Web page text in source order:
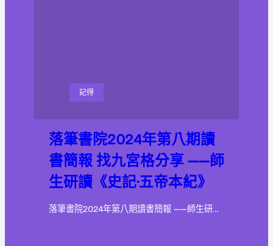
記得
落筆書院2024年第八期讀
書簡報 找九宮格分享 ——師
生研讀《史記·五帝本紀》
落筆書院2024年第八期讀書簡報 ——師生研…